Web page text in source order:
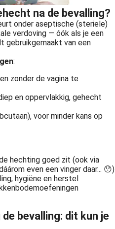
na de bevalling?
onder aseptische (steriele)
verdoving — óók als je een
gebruikgemaakt van een
:
zonder de vagina te
en oppervlakkig, gehecht
voor minder kans op
hechting goed zit (ook via
even een vinger daar... 😯)
hygiëne en herstel
bevalling: dit kun je